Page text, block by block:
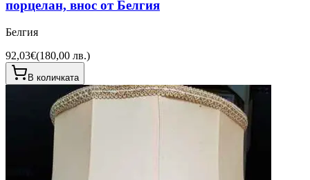
порцелан, внос от Белгия
Белгия
92,03€(180,00 лв.)
В количката